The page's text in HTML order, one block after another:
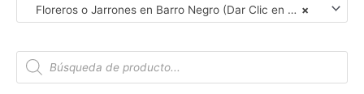
×
Floreros o Jarrones en Barro Negro (Dar Clic en Foto para Ver Detalles)
B
q